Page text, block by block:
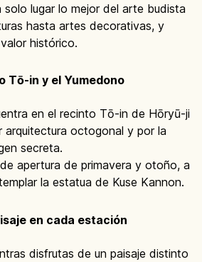
solo lugar lo mejor del arte budista
hasta artes decorativas, y
histórico.
Tō-in y el Yumedono
en el recinto Tō-in de Hōryū-ji
arquitectura octogonal y por la
secreta.
apertura de primavera y otoño, a
la estatua de Kuse Kannon.
en cada estación
disfrutas de un paisaje distinto